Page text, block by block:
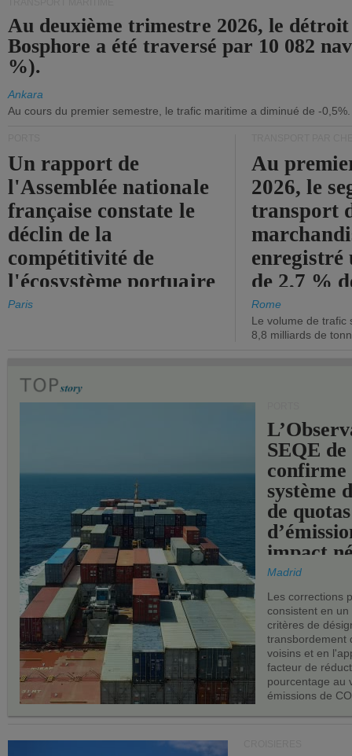
Au deuxième trimestre 2026, le
Bosphore a été traversé par 10 082
%).
Ankara
Au cours du premier semestre, le trafic maritime a diminué de -0,5%.
Un rapport de
l'Assemblée nationale
française constate le
déclin de la
compétitivité de
l'écosystème portuaire
de l'État.
Paris
Au
2026, le
transport
enregistré
de 2,7 %
chiffre
Rome
Le volume de trafic
8,8 milliards de
SEQE de
confirme
système
de quotas
impact
les ports
Madrid
Les corrections
consistent en
critères de
transbordement
voisins et en
facteur de
pourcentage au
émissions de